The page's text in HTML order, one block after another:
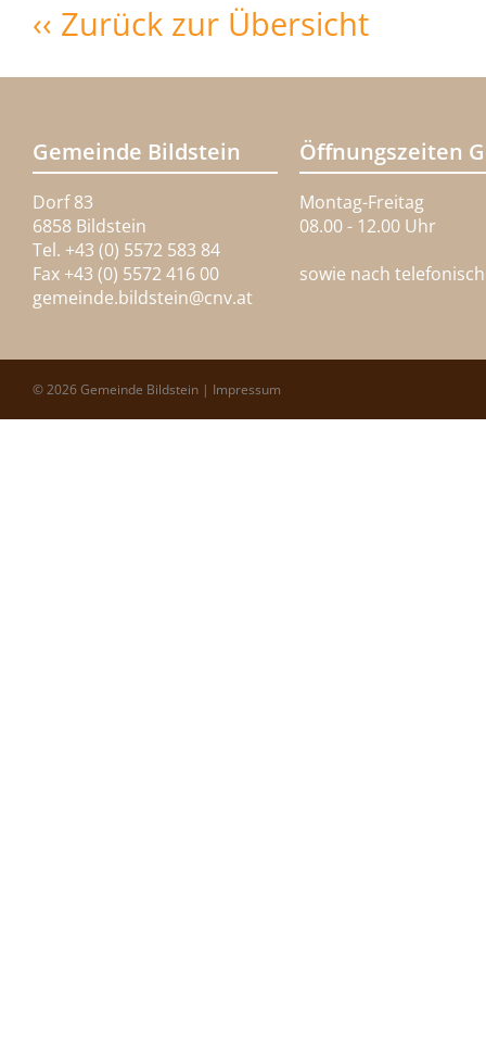
‹‹ Zurück zur Übersicht
Gemeinde Bildstein
Dorf 83
6858 Bildstein
Tel. +43 (0) 5572 583 84
Fax +43 (0) 5572 416 00
gemeinde.bildstein@cnv.at
Öffnungszeiten
Montag-Freitag
08.00 - 12.00 Uhr
sowie nach
© 2026 Gemeinde Bildstein | Impressum